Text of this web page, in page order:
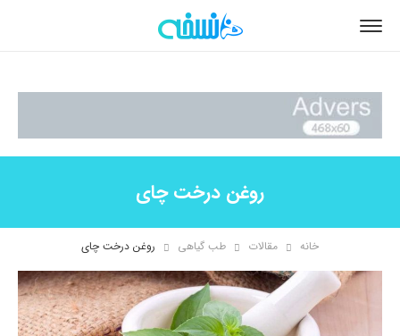
روغن درخت چای
خانه مقالات طب گیاهی روغن درخت چای